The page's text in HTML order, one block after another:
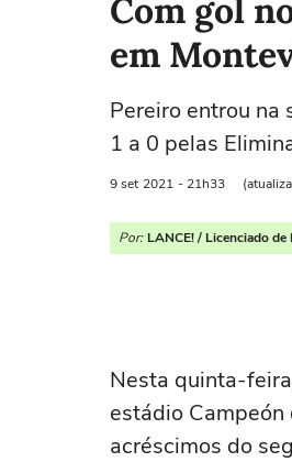
Com gol
em
Pereiro entrou na
1 a 0 pelas
9 set 2021 - 21h33
Por: LANCE! / Licenciado de
Nesta quinta-
estádio
acréscimos do